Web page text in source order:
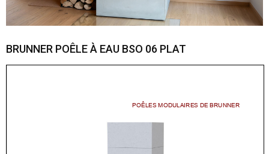
BRUNNER POÊLE À EAU BSO 06 PLAT